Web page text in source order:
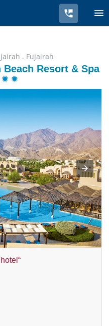
. Fujairah
Resort & Spa